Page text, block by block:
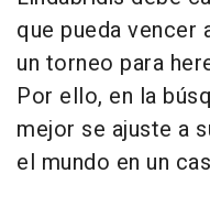
que pueda vencer
un torneo para
Por ello, en la
mejor se ajuste a
el mundo en un